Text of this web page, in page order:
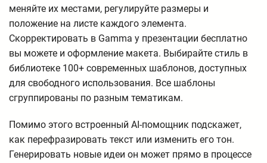
меняйте их местами, регулируйте размеры и
положение на листе каждого элемента.
Скорректировать в Gamma у презентации бесплатно
вы можете и оформление макета. Выбирайте стиль в
библиотеке 100+ современных шаблонов, доступных
для свободного использования. Все шаблоны
сгруппированы по разным тематикам.
Помимо этого встроенный AI-помощник подскажет,
как перефразировать текст или изменить его тон.
Генерировать новые идеи он может прямо в процессе